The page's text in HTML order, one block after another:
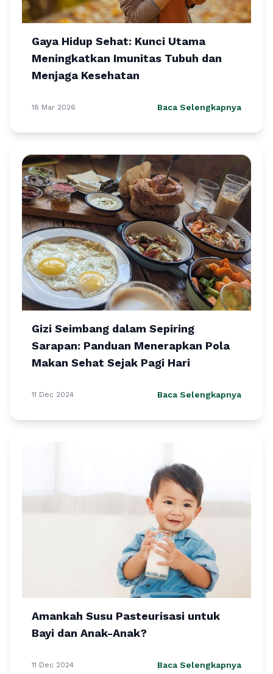
Gaya Hidup Sehat: Kunci Utama
Meningkatkan Imunitas Tubuh dan
Menjaga Kesehatan
18 Mar 2026 Baca Selengkapnya
Gizi Seimbang dalam Sepiring
Sarapan: Panduan Menerapkan Pola
Makan Sehat Sejak Pagi Hari
11 Dec 2024 Baca Selengkapnya
Amankah Susu Pasteurisasi untuk
Bayi dan Anak-Anak?
11 Dec 2024 Baca Selengkapnya